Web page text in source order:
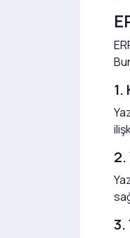
1.
2.
3.